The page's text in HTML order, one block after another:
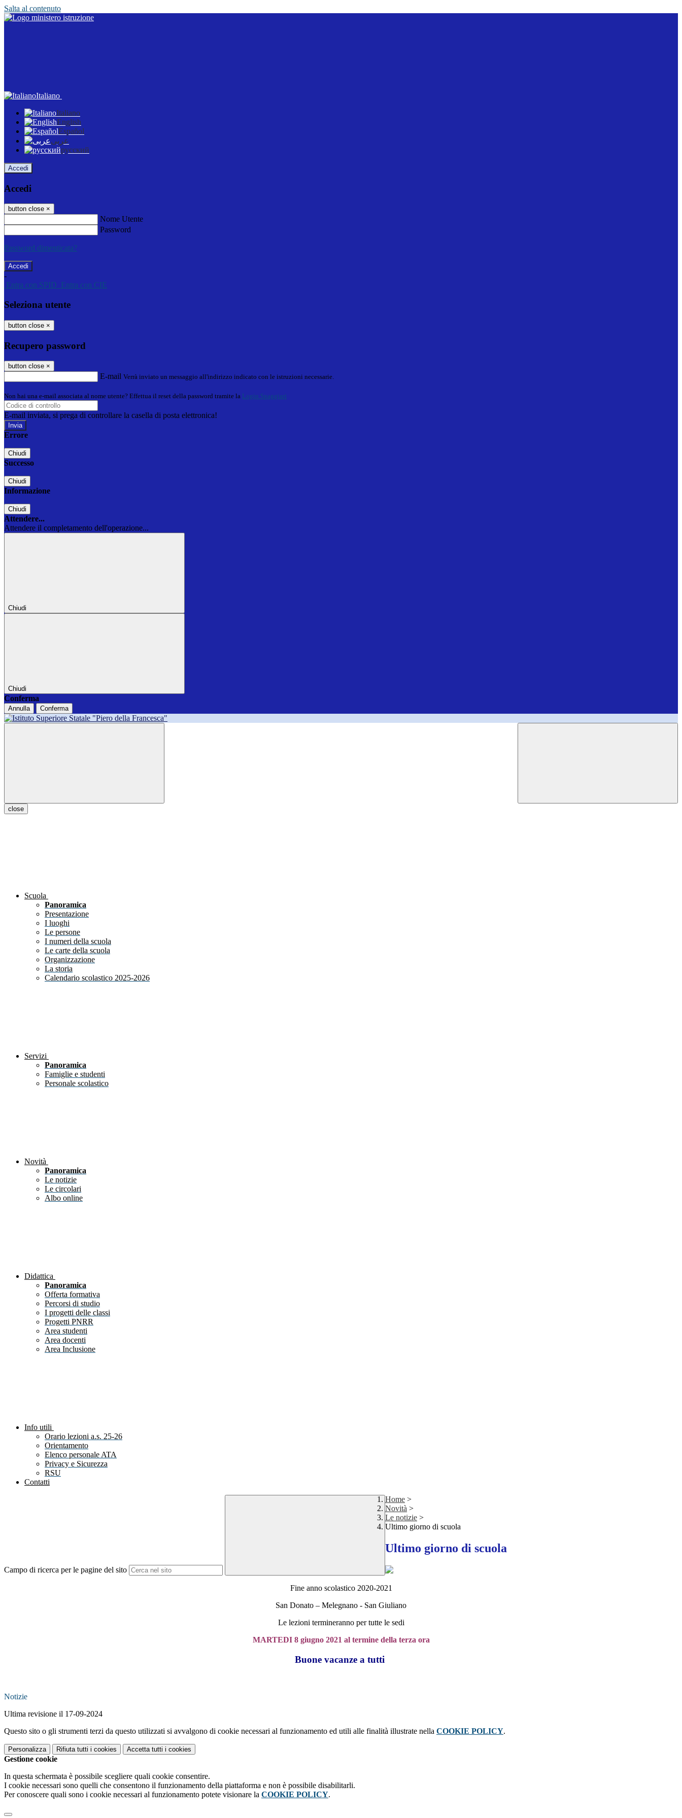
Salta al contenuto
Italiano
Italiano
English
Español
عربى
русский
Accedi
Accedi
button close ×
Nome Utente
Password
Password dimenticata?
-
Entra con SPID Entra con CIE
Seleziona utente
button close ×
Recupero password
button close ×
E-mail Verrà inviato un messaggio all'indirizzo indicato con le istruzioni necessarie.
Non hai una e-mail associata al nome utente? Effettua il reset della password tramite la Login Spaggiari
E-mail inviata, si prega di controllare la casella di posta elettronica!
Errore
Chiudi
Successo
Chiudi
Informazione
Chiudi
Attendere...
Attendere il completamento dell'operazione...
Chiudi
Chiudi
Conferma
Annulla Conferma
close
Scuola
Panoramica
Presentazione
I luoghi
Le persone
I numeri della scuola
Le carte della scuola
Organizzazione
La storia
Calendario scolastico 2025-2026
Servizi
Panoramica
Famiglie e studenti
Personale scolastico
Novità
Panoramica
Le notizie
Le circolari
Albo online
Didattica
Panoramica
Offerta formativa
Percorsi di studio
I progetti delle classi
Progetti PNRR
Area studenti
Area docenti
Area Inclusione
Info utili
Orario lezioni a.s. 25-26
Orientamento
Elenco personale ATA
Privacy e Sicurezza
RSU
Contatti
Campo di ricerca per le pagine del sito
Home >
Novità >
Le notizie >
Ultimo giorno di scuola
Ultimo giorno di scuola
Fine anno scolastico 2020-2021
San Donato – Melegnano - San Giuliano
Le lezioni termineranno per tutte le sedi
MARTEDI 8 giugno 2021 al termine della terza ora
Buone vacanze a tutti
Notizie
Ultima revisione il 17-09-2024
Questo sito o gli strumenti terzi da questo utilizzati si avvalgono di cookie necessari al funzionamento ed utili alle finalità illustrate nella COOKIE POLICY.
Personalizza Rifiuta tutti i cookies Accetta tutti i cookies
Gestione cookie
In questa schermata è possibile scegliere quali cookie consentire.
I cookie necessari sono quelli che consentono il funzionamento della piattaforma e non è possibile disabilitarli.
Per conoscere quali sono i cookie necessari al funzionamento potete visionare la COOKIE POLICY.